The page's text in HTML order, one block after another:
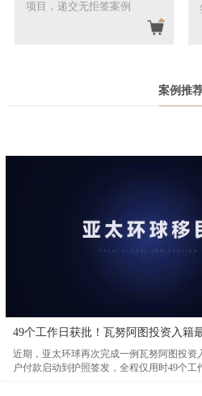
项目，递交无拒签案例
案例推
49个工作日获批！瓦努阿图投资入籍
近期，亚太环球再次完成一例瓦努阿图投资
户付款启动到护照签发，全程仅用时49个工